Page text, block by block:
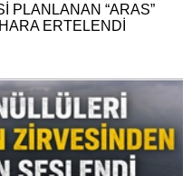
PLANLANAN “ARAS”
ERTELENDİ